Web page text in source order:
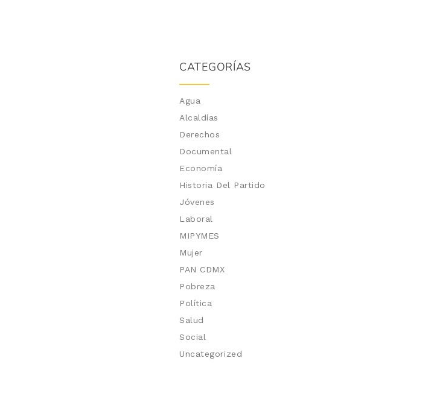
CATEGORÍAS
Agua
Alcaldías
Derechos
Documental
Economía
Historia Del Partido
Jóvenes
Laboral
MIPYMES
Mujer
PAN CDMX
Pobreza
Política
Salud
Social
Uncategorized